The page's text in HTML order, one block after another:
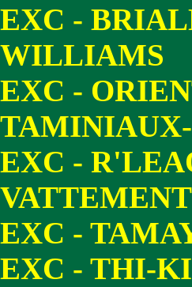
EXC -
WILLIAMS
EXC -
EXC -
VATTEMENT
EXC -
EXC - THI-